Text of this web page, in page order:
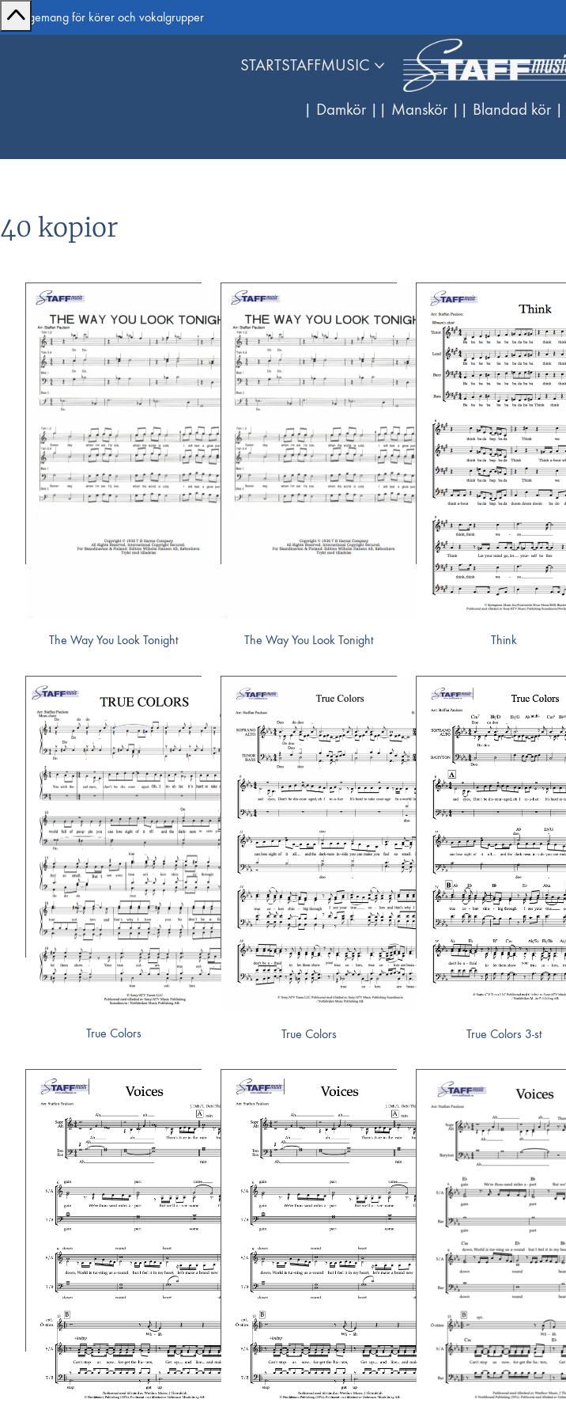
Arrangemang för körer och vokalgrupper
STARTSTAFFMUSIC
| Damkör | | Manskör | | Blandad kör |
40 kopior
The Way You Look Tonight The Way You Look Tonight Think
True Colors True Colors True Colors 3-st